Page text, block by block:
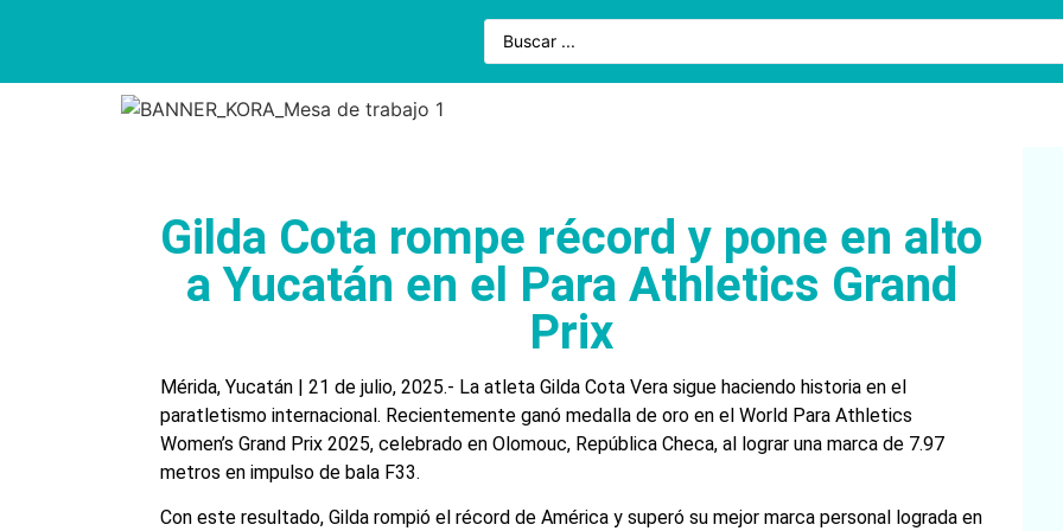
Gilda Cota rompe récord y pone en alto
a Yucatán en el Para Athletics Grand
Prix
Mérida, Yucatán | 21 de julio, 2025.- La atleta Gilda Cota Vera sigue haciendo historia en el
paratletismo internacional. Recientemente ganó medalla de oro en el World Para Athletics
Women’s Grand Prix 2025, celebrado en Olomouc, República Checa, al lograr una marca de 7.97
metros en impulso de bala F33.
Con este resultado, Gilda rompió el récord de América y superó su mejor marca personal lograda en